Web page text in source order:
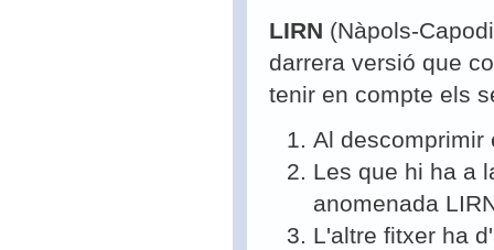
LIRN (Nàpols-
darrera versió que
tenir en compte els
Al descomprimir
Les que hi ha a
anomenada
L'altre fitxer ha